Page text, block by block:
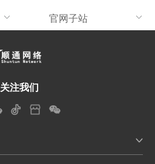
官网子站
关注我们